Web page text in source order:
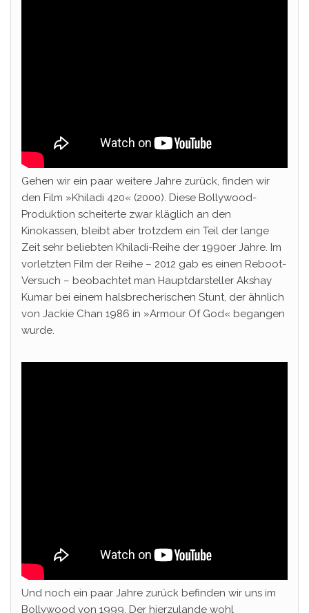
Gehen wir ein paar weitere Jahre zurück, finden wir
den Film »Khiladi 420« (2000). Diese Bollywood-
Produktion scheiterte zwar kläglich an den
Kinokassen, bleibt aber trotzdem ein Teil der lange
Zeit sehr beliebten Khiladi-Reihe der 1990er Jahre. Im
vorletzten Film der Reihe – 2012 gab es einen Reboot-
Versuch – beobachtet man Hauptdarsteller Akshay
Kumar bei einem halsbrecherischen Stunt, der ähnlich
von Jackie Chan 1986 in »Armour Of God« begangen
wurde.
Und noch ein paar Jahre zurück befinden wir uns im
Bollywood von 1999. Der hierzulande wohl